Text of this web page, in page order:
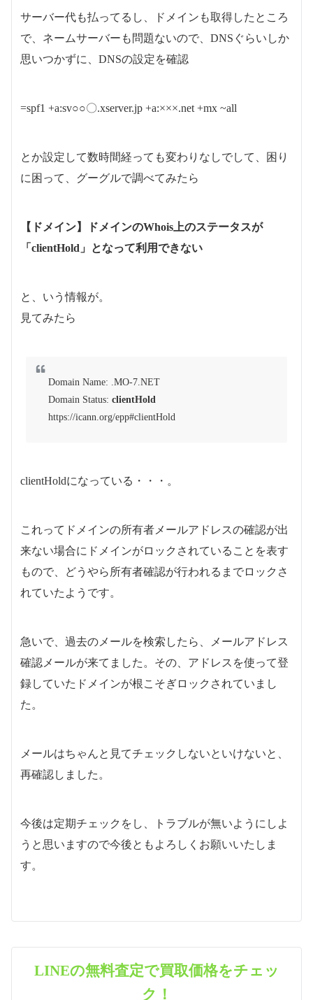
サーバー代も払ってるし、ドメインも取得したところ
で、ネームサーバーも問題ないので、DNSぐらいしか
思いつかずに、DNSの設定を確認
=spf1 +a:sv○○〇.xserver.jp +a:×××.net +mx ~all
とか設定して数時間経っても変わりなしでして、困り
に困って、グーグルで調べてみたら
【ドメイン】ドメインのWhois上のステータスが
「clientHold」となって利用できない
と、いう情報が。
見てみたら
Domain Name: .MO-7.NET
Domain Status: clientHold
https://icann.org/epp#clientHold
clientHoldになっている・・・。
これってドメインの所有者メールアドレスの確認が出
来ない場合にドメインがロックされていることを表す
もので、どうやら所有者確認が行われるまでロックさ
れていたようです。
急いで、過去のメールを検索したら、メールアドレス
確認メールが来てました。その、アドレスを使って登
録していたドメインが根こそぎロックされていまし
た。
メールはちゃんと見てチェックしないといけないと、
再確認しました。
今後は定期チェックをし、トラブルが無いようにしよ
うと思いますので今後ともよろしくお願いいたしま
す。
LINEの無料査定で買取価格をチェッ
ク！